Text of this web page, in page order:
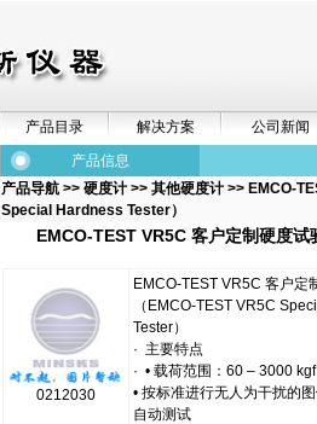
产品目录 解决方案 公司新闻
产品信息
产品导航 >> 硬度计 >> 其他硬度计 >> EMCO-
Special Hardness Tester）
EMCO-TEST VR5C 客户定制硬度
0212030
EMCO-TEST VR5C 客户定
（EMCO-TEST VR5C
Tester）
· 主要特点
· • 载荷范围：60 – 3000 kgf
• 按标准进行无人为干扰的
自动测试